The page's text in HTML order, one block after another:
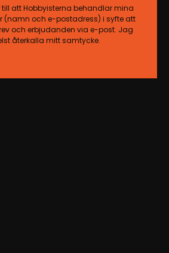
att Hobbyisterna behandlar mina
(namn och e-postadress) i syfte att
och erbjudanden via e-post. Jag
återkalla mitt samtycke.